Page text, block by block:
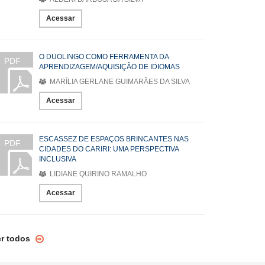
Acessar
PDF
O DUOLINGO COMO FERRAMENTA DA
APRENDIZAGEM/AQUISIÇÃO DE IDIOMAS
MARÍLIA GERLANE GUIMARÃES DA SILVA
Acessar
PDF
ESCASSEZ DE ESPAÇOS BRINCANTES NAS
CIDADES DO CARIRI: UMA PERSPECTIVA
INCLUSIVA
LIDIANE QUIRINO RAMALHO
Acessar
todos